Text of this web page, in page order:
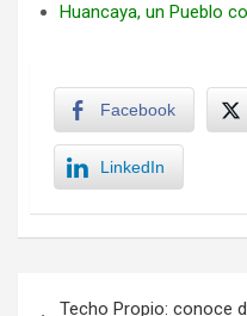
Huancaya, un Pueblo
Facebook
LinkedIn
Techo Propio: conoce